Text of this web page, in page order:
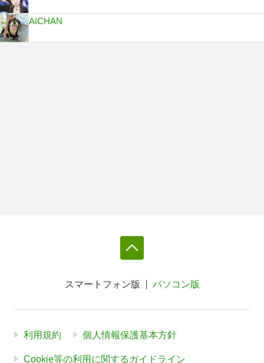
AICHAN
スマートフォン版 パソコン版
利用規約 個人情報保護基本方針
Cookie等の利用に関するガイドライン